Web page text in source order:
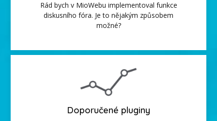
Rád bych v MioWebu implementoval funkce
diskusního fóra. Je to nějakým způsobem
možné?
Doporučené pluginy